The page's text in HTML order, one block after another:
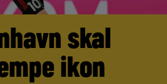
skal
ikon